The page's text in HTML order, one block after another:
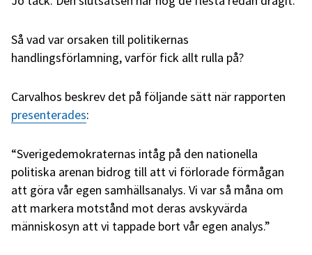
Så vad var orsaken till politikernas
handlingsförlamning, varför fick allt rulla på?
Carvalhos beskrev det på följande sätt när rapporten
presenterades:
“Sverigedemokraternas intåg på den nationella
politiska arenan bidrog till att vi förlorade förmågan
att göra vår egen samhällsanalys. Vi var så måna om
att markera motstånd mot deras avskyvärda
människosyn att vi tappade bort vår egen analys.”